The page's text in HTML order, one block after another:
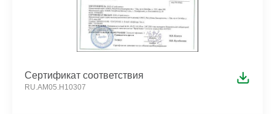
Сертификат соответствия
RU.AM05.H10307